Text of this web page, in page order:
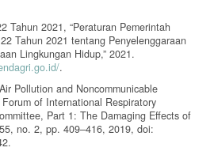
Tahun 2021, “Peraturan Pemerintah
Tahun 2021 tentang Penyelenggaraan
Lingkungan Hidup,” 2021.
.
Pollution and Noncommunicable
of International Respiratory
Part 1: The Damaging Effects of
no. 2, pp. 409–416, 2019, doi: